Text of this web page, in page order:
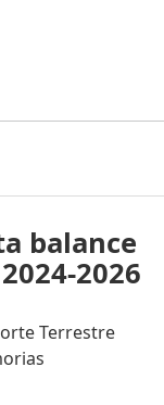
balance
2026
Terrestre